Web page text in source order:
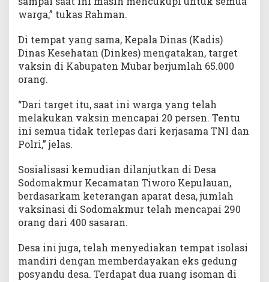
warga,” tukas Rahman.
Di tempat yang sama, Kepala Dinas (Kadis)
Dinas Kesehatan (Dinkes) mengatakan, target
vaksin di Kabupaten Mubar berjumlah 65.000
orang.
“Dari target itu, saat ini warga yang telah
melakukan vaksin mencapai 20 persen. Tentu
ini semua tidak terlepas dari kerjasama TNI dan
Polri,” jelas.
Sosialisasi kemudian dilanjutkan di Desa
Sodomakmur Kecamatan Tiworo Kepulauan,
berdasarkam keterangan aparat desa, jumlah
vaksinasi di Sodomakmur telah mencapai 290
orang dari 400 sasaran.
Desa ini juga, telah menyediakan tempat isolasi
mandiri dengan memberdayakan eks gedung
posyandu desa. Terdapat dua ruang isoman di